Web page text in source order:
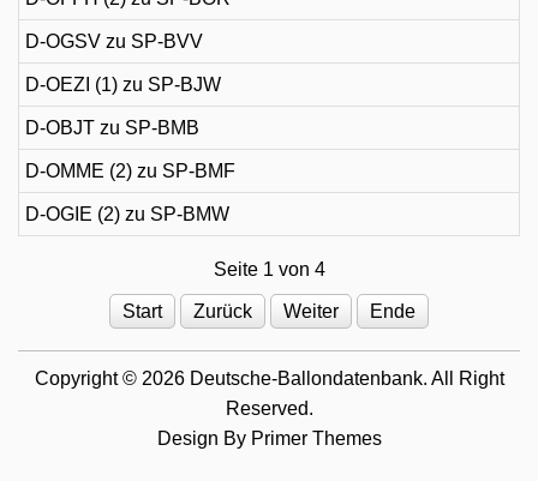
D-OGSV zu SP-BVV
D-OEZI (1) zu SP-BJW
D-OBJT zu SP-BMB
D-OMME (2) zu SP-BMF
D-OGIE (2) zu SP-BMW
Seite 1 von 4
Start Zurück Weiter Ende
Copyright © 2026 Deutsche-Ballondatenbank. All Right
Reserved.
Design By Primer Themes